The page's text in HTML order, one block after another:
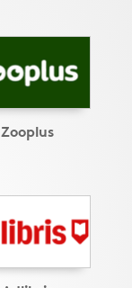
Zooplus